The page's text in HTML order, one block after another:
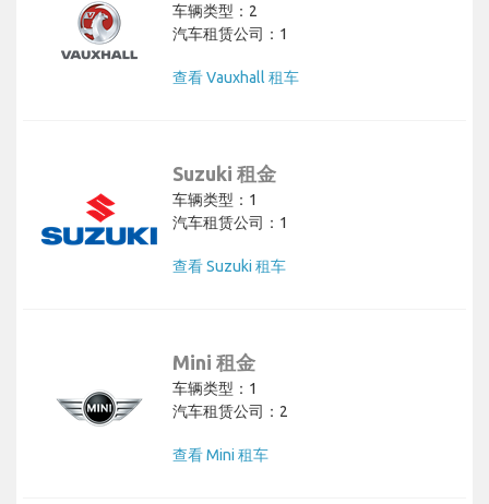
车辆类型：2
汽车租赁公司：1
查看 Vauxhall 租车
Suzuki 租金
车辆类型：1
汽车租赁公司：1
查看 Suzuki 租车
Mini 租金
车辆类型：1
汽车租赁公司：2
查看 Mini 租车